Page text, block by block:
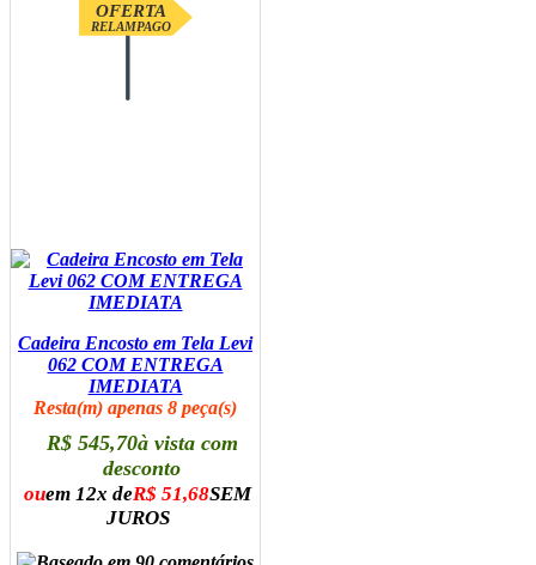
OFERTA
RELAMPAGO
Cadeira Encosto em Tela Levi
062 COM ENTREGA
IMEDIATA
Resta(m) apenas 8 peça(s)
R$ 545,70à vista com
desconto
ouem 12x deR$ 51,68SEM
JUROS